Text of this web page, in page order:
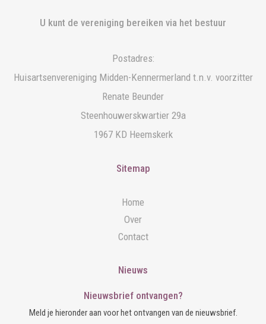
U kunt de vereniging bereiken via het bestuur
Postadres:
Huisartsenvereniging Midden-Kennermerland t.n.v. voorzitter
Renate Beunder
Steenhouwerskwartier 29a
1967 KD Heemskerk
Sitemap
Home
Over
Contact
Nieuws
Nieuwsbrief ontvangen?
Meld je hieronder aan voor het ontvangen van de nieuwsbrief.